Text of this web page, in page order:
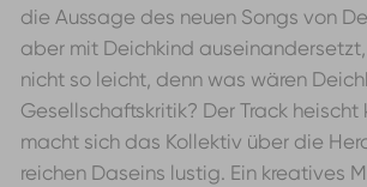
die Aussage des neuen Songs von
aber mit Deichkind
nicht so leicht, denn was wären
Gesellschaftskritik? Der Track
macht sich das Kollektiv über die
reichen Daseins lustig. Ein kreatives